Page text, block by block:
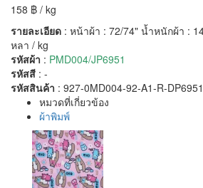
158 ฿ / kg
รายละเอียด : หน้าผ้า : 72/74" น้ำหนักผ้า :
หลา / kg
รหัสผ้า : PMD004/JP6951
รหัสสี : -
รหัสสินค้า : 927-0MD004-92-A1-R-
หมวดที่เกี่ยวข้อง
ผ้าพิมพ์